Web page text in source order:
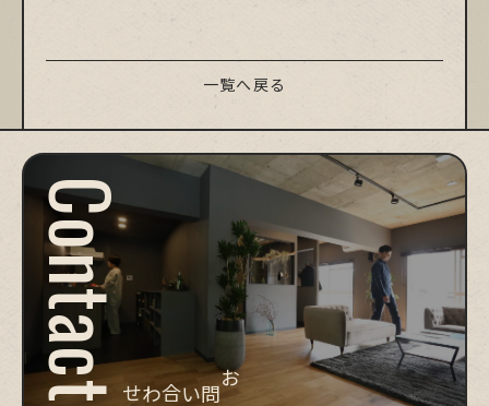
一覧へ戻る
Contact
お問い合わせ